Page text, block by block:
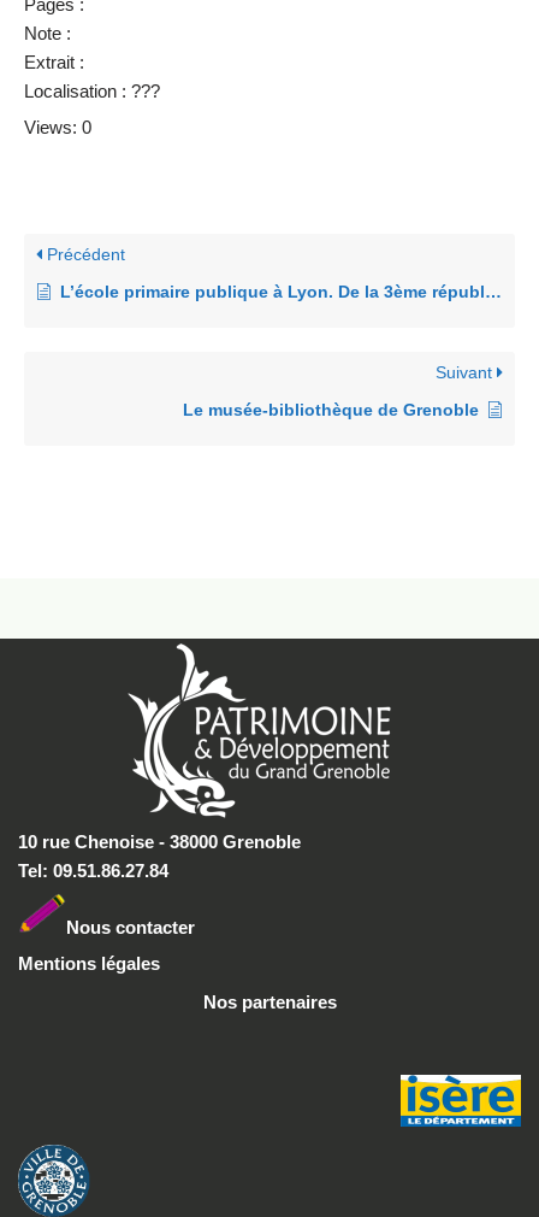
Pages :
Note :
Extrait :
Localisation : ???
Views: 0
Précédent
L’école primaire publique à Lyon. De la 3ème république aux années 50
Suivant
Le musée-bibliothèque de Grenoble
10 rue Chenoise - 38000 Grenoble
Tel: 09.51.86.27.84
Nous contacter
Mentions légales
Nos partenaires